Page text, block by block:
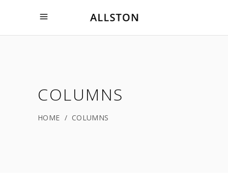
COLUMNS
HOME / COLUMNS